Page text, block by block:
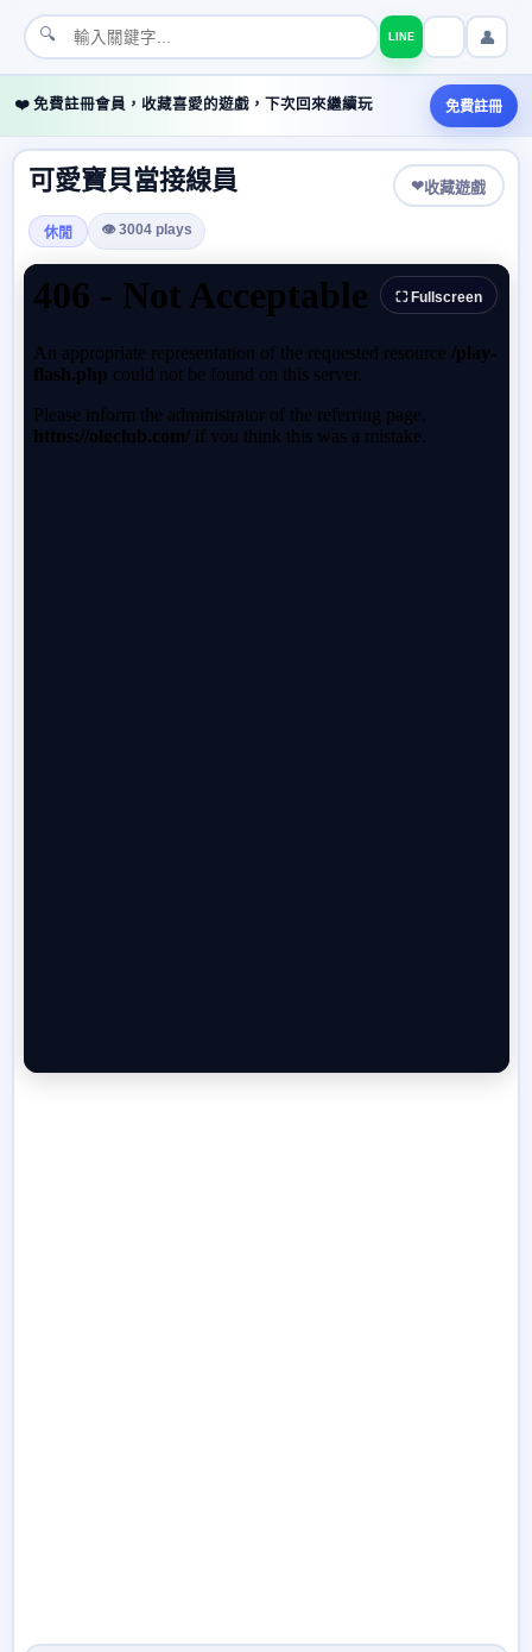
🔍 LINE 👤
❤️ 免費註冊會員，收藏喜愛的遊戲，下次回來繼續玩 免費註冊
可愛寶貝當接線員 ❤收藏遊戲
休閒 👁 3004 plays
⛶ Fullscreen